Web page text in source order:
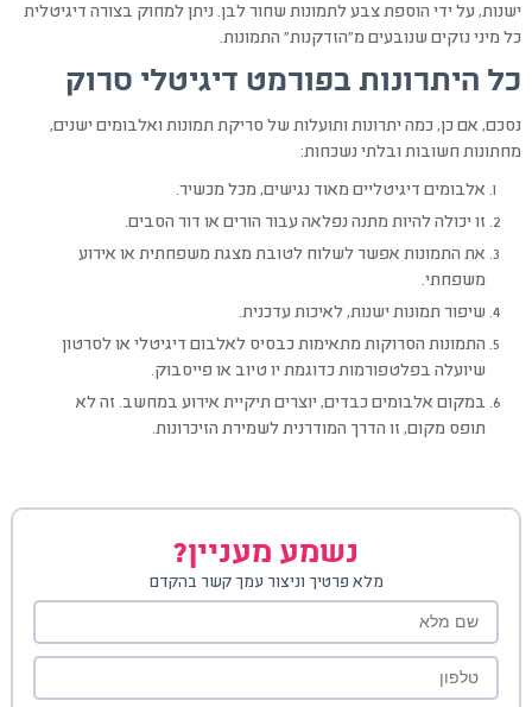
ישנות, על ידי הוספת צבע לתמונות שחור לבן. ניתן למחוק בצורה דיגיטלית
כל מיני נזקים שנובעים מ"הזדקנות" התמונות.
כל היתרונות בפורמט דיגיטלי סרוק
נסכם, אם כן, כמה יתרונות ותועלות של סריקת תמונות ואלבומים ישנים,
מחתונות חשובות ובלתי נשכחות:
אלבומים דיגיטליים מאוד נגישים, מכל מכשיר.
זו יכולה להיות מתנה נפלאה עבור הורים או דור הסבים.
את התמונות אפשר לשלוח לטובת מצגת משפחתית או אירוע
משפחתי.
שיפור תמונות ישנות, לאיכות עדכנית.
התמונות הסרוקות מתאימות כבסיס לאלבום דיגיטלי או לסרטון
שיועלה בפלטפורמות כדוגמת יו טיוב או פייסבוק.
במקום אלבומים כבדים, יוצרים תיקיית אירוע במחשב. זה לא
תופס מקום, זו הדרך המודרנית לשמירת הזיכרונות.
נשמע מעניין?
מלא פרטיך וניצור עמך קשר בהקדם